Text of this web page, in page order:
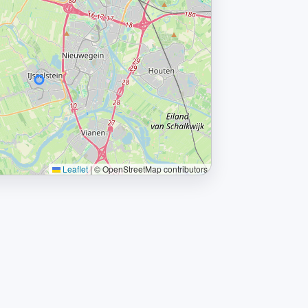
Leaflet|© OpenStreetMap contributors